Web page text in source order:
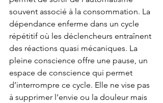
souvent associé à la consommation. La
dépendance enferme dans un cycle
répétitif où les déclencheurs entraînent
des réactions quasi mécaniques. La
pleine conscience offre une pause, un
espace de conscience qui permet
d’interrompre ce cycle. Elle ne vise pas
à supprimer l’envie ou la douleur mais